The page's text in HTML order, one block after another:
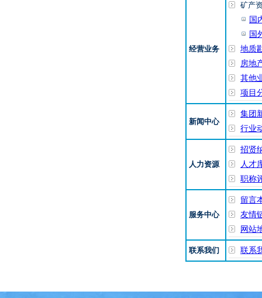
经营业务
矿产
国
国
地质
房地
其他
项目
新闻中心
集团
行业
人力资源
招贤
人才
职称
服务中心
留言
友情
网站
联系我们 联系